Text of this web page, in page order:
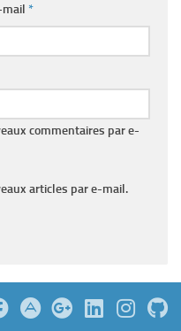
mail *
commentaires par e-
articles par e-mail.